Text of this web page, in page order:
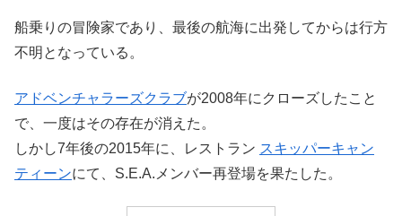
船乗りの冒険家であり、最後の航海に出発してからは行方
不明となっている。
アドベンチャラーズクラブが2008年にクローズしたこと
で、一度はその存在が消えた。
しかし7年後の2015年に、レストラン スキッパーキャン
ティーンにて、S.E.A.メンバー再登場を果たした。